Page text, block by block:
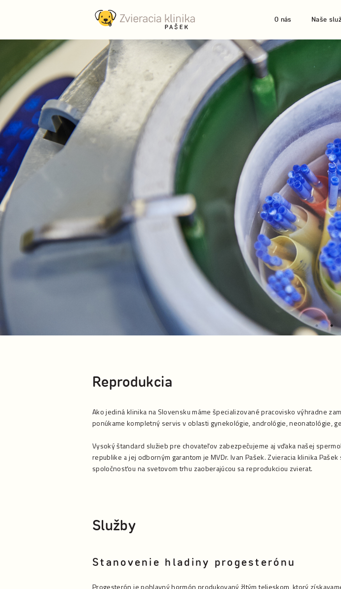
O nás Naše
Reprodukcia
Ako jediná klinika na Slovensku máme špecializované pracovisko výhradne
ponúkame kompletný servis v oblasti gynekológie, andrológie, neonatológie,
Vysoký štandard služieb pre chovateľov zabezpečujeme aj vďaka našej
republike a jej odborným garantom je MVDr. Ivan Pašek. Zvieracia klinika
spoločnosťou na svetovom trhu zaoberajúcou sa reprodukciou zvierat.
Služby
Stanovenie hladiny progesterónu
Progesterón je pohlavný hormón produkovaný žltým telieskom, ktorý